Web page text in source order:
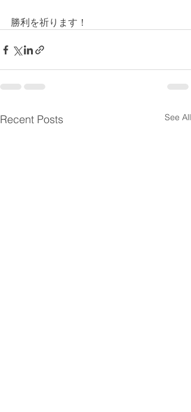
勝利を祈ります！
Recent Posts See All